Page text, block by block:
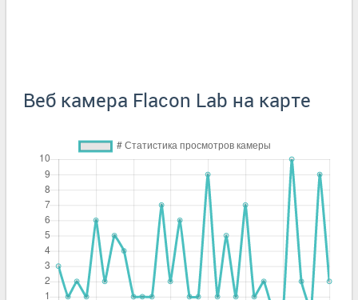
Веб камера Flacon Lab на карте